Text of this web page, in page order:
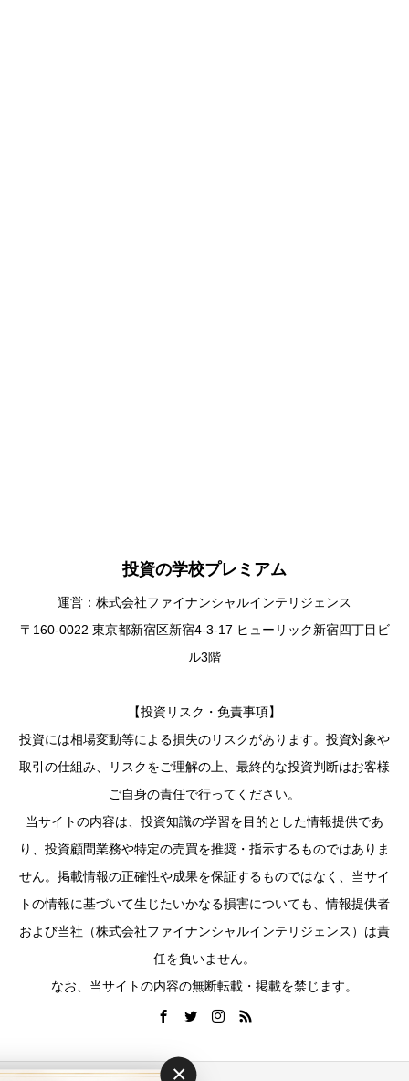
投資の学校プレミアム
運営：株式会社ファイナンシャルインテリジェンス
〒160-0022 東京都新宿区新宿4-3-17 ヒューリック新宿四丁目ビ
ル3階
【投資リスク・免責事項】
投資には相場変動等による損失のリスクがあります。投資対象や
取引の仕組み、リスクをご理解の上、最終的な投資判断はお客様
ご自身の責任で行ってください。
当サイトの内容は、投資知識の学習を目的とした情報提供であ
り、投資顧問業務や特定の売買を推奨・指示するものではありま
せん。掲載情報の正確性や成果を保証するものではなく、当サイ
トの情報に基づいて生じたいかなる損害についても、情報提供者
および当社（株式会社ファイナンシャルインテリジェンス）は責
任を負いません。
なお、当サイトの内容の無断転載・掲載を禁じます。
×